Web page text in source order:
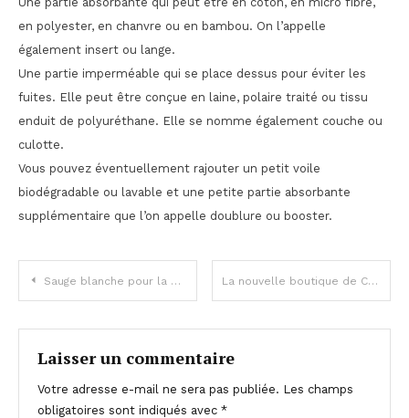
en polyester, en chanvre ou en bambou. On l’appelle
également insert ou lange.
Une partie imperméable qui se place dessus pour éviter les
fuites. Elle peut être conçue en laine, polaire traité ou tissu
enduit de polyuréthane. Elle se nomme également couche ou
culotte.
Vous pouvez éventuellement rajouter un petit voile
biodégradable ou lavable et une petite partie absorbante
supplémentaire que l’on appelle doublure ou booster.
Navigation
de
l’article
Sauge blanche pour la purification La nouvelle boutique de CBD à Lyon : Frenchy Freeze
Laisser un commentaire
Votre adresse e-mail ne sera pas publiée. Les champs
obligatoires sont indiqués avec *